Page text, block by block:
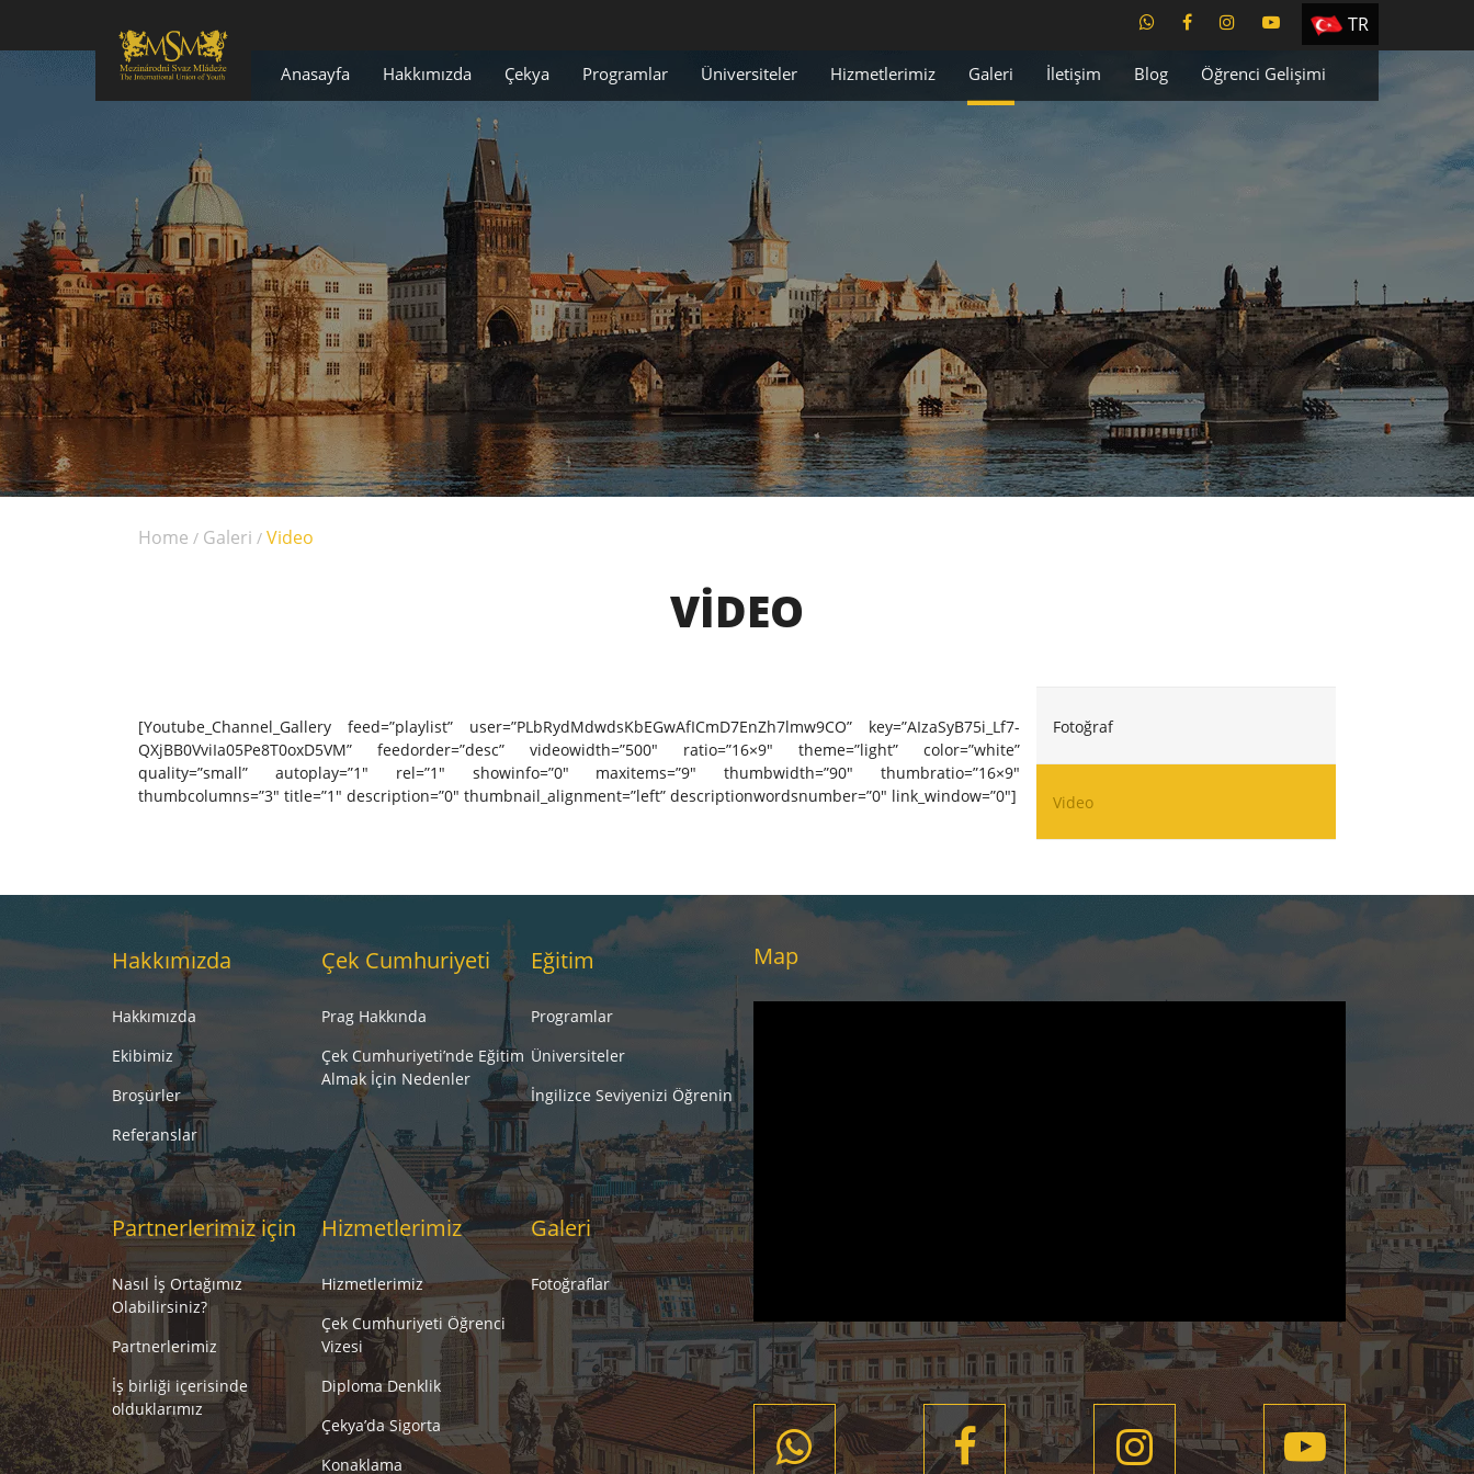
ES
TR
Anasayfa Hakkımızda Çekya Programlar Üniversiteler Hizmetlerimiz Galeri İletişim Blog Öğrenci Gelişimi
Home / Galeri / Video
VIDEO
[Youtube_Channel_Gallery feed=”playlist” user=”PLbRydMdwdsKbEGwAfICmD7EnZh7lmw9CO” key=”AIzaSyB75i_Lf7-
QXjBB0VviIa05Pe8T0oxD5VM” feedorder=”desc” videowidth=”500″ ratio=”16×9″ theme=”light” color=”white”
quality=”small” autoplay=”1″ rel=”1″ showinfo=”0″ maxitems=”9″ thumbwidth=”90″ thumbratio=”16×9″
thumbcolumns=”3″ title=”1″ description=”0″ thumbnail_alignment=”left” descriptionwordsnumber=”0″ link_window=”0″]
Fotoğraf
Video
Hakkımızda
Hakkımızda
Ekibimiz
Broşürler
Referanslar
Çek Cumhuriyeti
Prag Hakkında
Çek Cumhuriyeti’nde Eğitim
Almak İçin Nedenler
Eğitim
Programlar
Üniversiteler
İngilizce Seviyenizi Öğrenin
Partnerlerimiz için
Nasıl İş Ortağımız
Olabilirsiniz?
Partnerlerimiz
İş birliği içerisinde
olduklarımız
Hizmetlerimiz
Hizmetlerimiz
Çek Cumhuriyeti Öğrenci
Vizesi
Diploma Denklik
Çekya’da Sigorta
Konaklama
Galeri
Fotoğraflar
Map